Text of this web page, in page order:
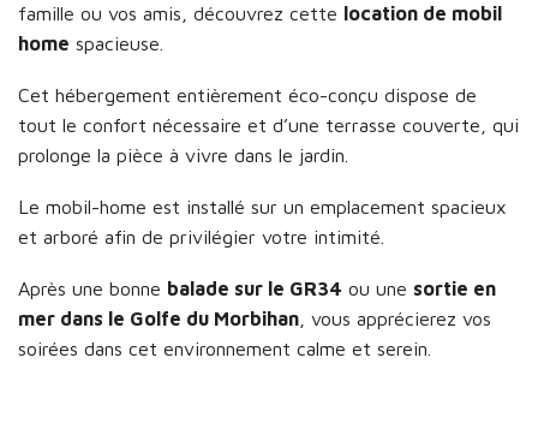
famille ou vos amis, découvrez cette location de mobil
home spacieuse.
Cet hébergement entièrement éco-conçu dispose de
tout le confort nécessaire et d’une terrasse couverte, qui
prolonge la pièce à vivre dans le jardin.
Le mobil-home est installé sur un emplacement spacieux
et arboré afin de privilégier votre intimité.
Après une bonne balade sur le GR34 ou une sortie en
mer dans le Golfe du Morbihan, vous apprécierez vos
soirées dans cet environnement calme et serein.